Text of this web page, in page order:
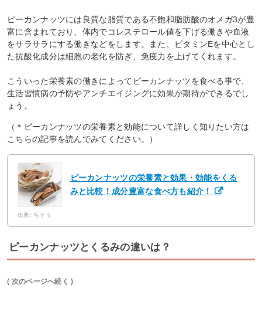
ピーカンナッツには良質な脂質である不飽和脂肪酸のオメガ3が豊
富に含まれており、体内でコレステロール値を下げる働きや血液
をサラサラにする働きなどをします。また、ビタミンEを中心とし
た抗酸化成分は細胞の老化を防ぎ、免疫力を上げてくれます。
こういった栄養素の働きによってピーカンナッツを食べる事で、
生活習慣病の予防やアンチエイジングに効果が期待ができるでし
ょう。
（＊ピーカンナッツの栄養素と効能について詳しく知りたい方は
こちらの記事を読んでみてください。）
ピーカンナッツの栄養素と効果・効能をくる
みと比較！成分豊富な食べ方も紹介！
出典: ちそう
ピーカンナッツとくるみの違いは？
( 次のページへ続く )